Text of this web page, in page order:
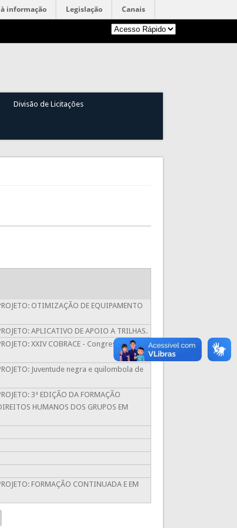
à informação Legislação Canais
Divisão de Licitações
OTIMIZAÇÃO DE EQUIPAMENTO
APLICATIVO DE APOIO A TRILHAS.
XXIV COBRACE - Congresso
Juventude negra e quilombola de
3ª EDIÇÃO DA FORMAÇÃO
HUMANOS DOS GRUPOS EM
FORMAÇÃO CONTINUADA E EM